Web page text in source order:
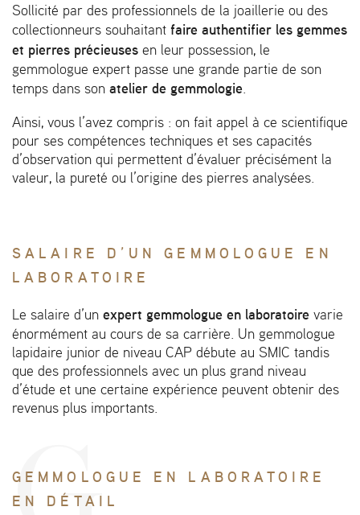
Sollicité par des professionnels de la joaillerie ou des
collectionneurs souhaitant faire authentifier les gemmes
et pierres précieuses en leur possession, le
gemmologue expert passe une grande partie de son
temps dans son atelier de gemmologie.
Ainsi, vous l’avez compris : on fait appel à ce scientifique
pour ses compétences techniques et ses capacités
d’observation qui permettent d’évaluer précisément la
valeur, la pureté ou l’origine des pierres analysées.
SALAIRE D’UN GEMMOLOGUE EN
LABORATOIRE
Le salaire d’un expert gemmologue en laboratoire varie
énormément au cours de sa carrière. Un gemmologue
lapidaire junior de niveau CAP débute au SMIC tandis
que des professionnels avec un plus grand niveau
d’étude et une certaine expérience peuvent obtenir des
revenus plus importants.
GEMMOLOGUE EN LABORATOIRE
EN DÉTAIL